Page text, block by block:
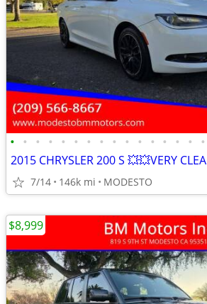
• • • • • • • • • • • • • • • •
2015 CHRYSLER 200 S 💥💥VERY
7/14 146k mi MODESTO
$8,999